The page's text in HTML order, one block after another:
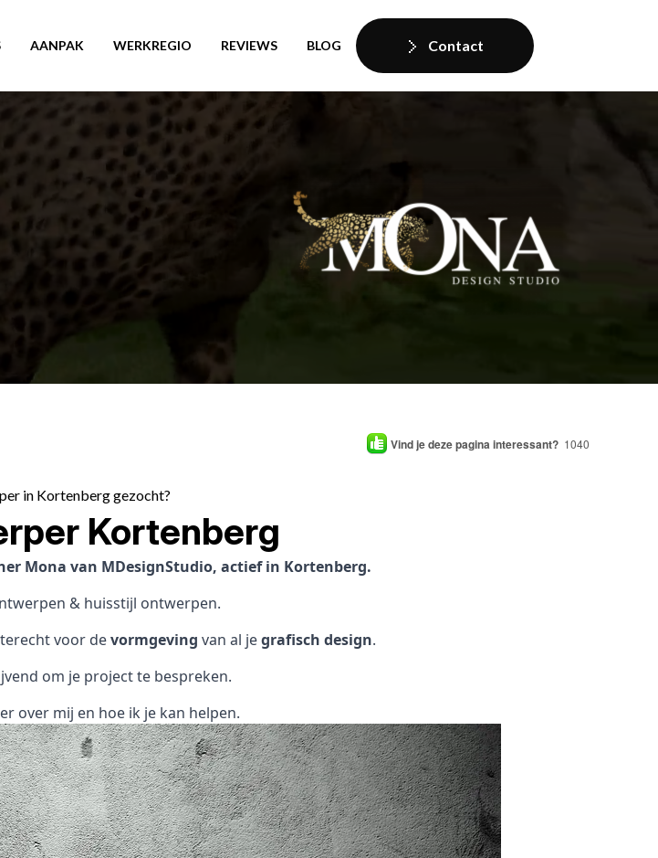
AANPAK WERKREGIO REVIEWS BLOG Contact
Vind je deze pagina interessant? 1040
in Kortenberg gezocht?
Kortenberg
Mona van MDesignStudio, actief in Kortenberg.
& huisstijl ontwerpen.
voor devormgeving van al jegrafisch design.
om je project te bespreken.
over mij en hoe ik je kan helpen.